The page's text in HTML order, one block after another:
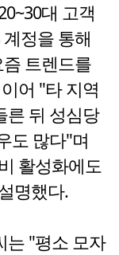
대 고객
정을 통해
트렌드를
어 "타 지역
른 뒤 성심당
도 많다"며
활성화에도
명했다.
는 "평소 모자